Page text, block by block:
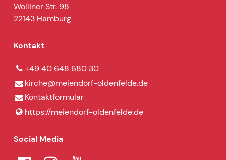
Wolliner Str. 98
22143 Hamburg
Kontakt
+49 40 648 680 30
kirche@​meiendorf-oldenfelde.​de
Kontaktformular
https://meiendorf-oldenfelde.​de
Social Media